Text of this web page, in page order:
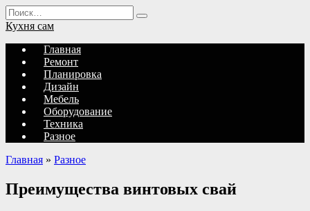
Перейти
к
содержанию
Search
for:
Кухня сам
Главная
Ремонт
Планировка
Дизайн
Мебель
Оборудование
Техника
Разное
Главная » Разное
Преимущества винтовых свай